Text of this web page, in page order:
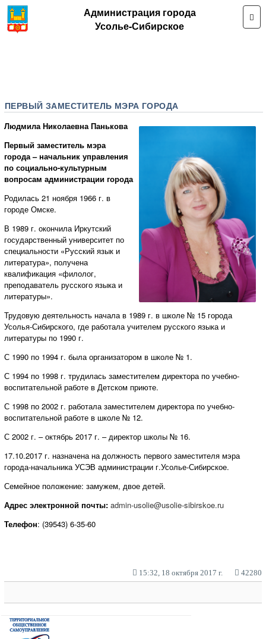
Администрация города
Усолье-Сибирское
ПЕРВЫЙ ЗАМЕСТИТЕЛЬ МЭРА ГОРОДА
Людмила Николаевна Панькова
Первый заместитель мэра
города – начальник управления
по социально-культурным
вопросам администрации города
Родилась 21 ноября 1966 г. в
городе Омске.
В 1989 г. окончила Иркутский
государственный университет по
специальности «Русский язык и
литература», получена
квалификация «филолог,
преподаватель русского языка и
литературы».
Трудовую деятельность начала в 1989 г. в школе № 15 города
Усолья-Сибирского, где работала учителем русского языка и
литературы по 1990 г.
С 1990 по 1994 г. была организатором в школе № 1.
С 1994 по 1998 г. трудилась заместителем директора по учебно-
воспитательной работе в Детском приюте.
С 1998 по 2002 г. работала заместителем директора по учебно-
воспитательной работе в школе № 12.
С 2002 г. – октябрь 2017 г. – директор школы № 16.
17.10.2017 г. назначена на должность первого заместителя мэра
города-начальника УСЭВ администрации г.Усолье-Сибирское.
Семейное положение: замужем, двое детей.
Адрес электронной почты: admin-usolie@usolie-sibirskoe.ru
Телефон: (39543) 6-35-60
15:32, 18 октября 2017 г. 42280